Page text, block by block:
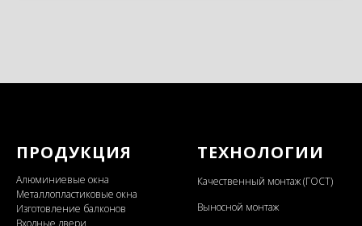
ПРОДУКЦИЯ
Алюминиевые окна
Металлопластиковые окна
Изготовление балконов
Входные двери
ТЕХНОЛОГИИ
Качественный монтаж (ГОСТ)
Выносной монтаж